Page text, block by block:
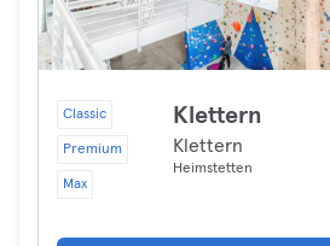
Classic
Premium
Max
Klettern
Klettern
Heimstetten